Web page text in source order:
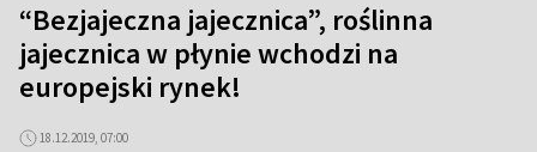
“Bezjajeczna jajecznica”, roślinna
jajecznica w płynie wchodzi na
europejski rynek!
18.12.2019, 07:00